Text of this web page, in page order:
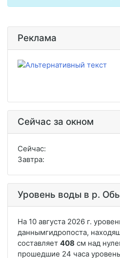
Реклама
Сейчас за окном
Сейчас:
Завтра:
Уровень воды в р. Обь